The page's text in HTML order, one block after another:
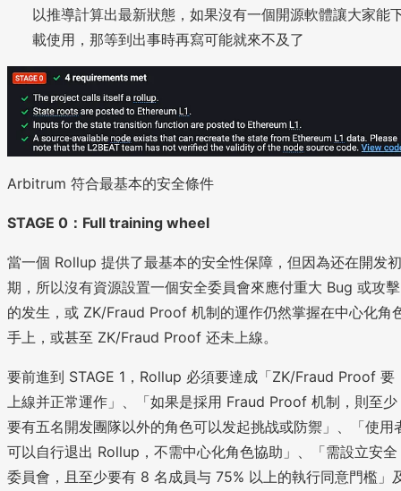
以推導計算出最新狀態，如果沒有一個開源軟體讓大家能
載使用，那等到出事時再寫可能就來不及了
Arbitrum 符合最基本的安全條件
STAGE 0：Full training wheel
當一個 Rollup 提供了最基本的安全性保障，但因為还在開发初
期，所以沒有資源設置一個安全委員會來應付重大 Bug 或攻擊
的发生，或 ZK/Fraud Proof 机制的運作仍然掌握在中心化角
手上，或甚至 ZK/Fraud Proof 还未上線。
要前進到 STAGE 1，Rollup 必須要達成「ZK/Fraud Proof 要
上線并正常運作」、「如果是採用 Fraud Proof 机制，則至少
要有五名開发團隊以外的角色可以发起挑战或防禦」、「使用
可以自行退出 Rollup，不需中心化角色協助」、「需設立安全
委員會，且至少要有 8 名成員与 75% 以上的執行同意門檻」